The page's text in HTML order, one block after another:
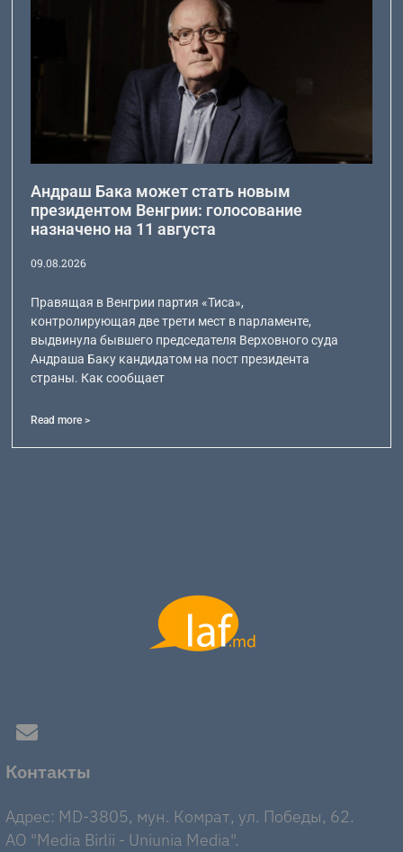
Андраш Бака может стать новым
президентом Венгрии: голосование
назначено на 11 августа
09.08.2026
Правящая в Венгрии партия «Тиса»,
контролирующая две трети мест в парламенте,
выдвинула бывшего председателя Верховного суда
Андраша Баку кандидатом на пост президента
страны. Как сообщает
Read more >
Контакты
Адрес: MD-3805, мун. Комрат, ул. Победы, 62.
AO "Media Birlii - Uniunia Media".